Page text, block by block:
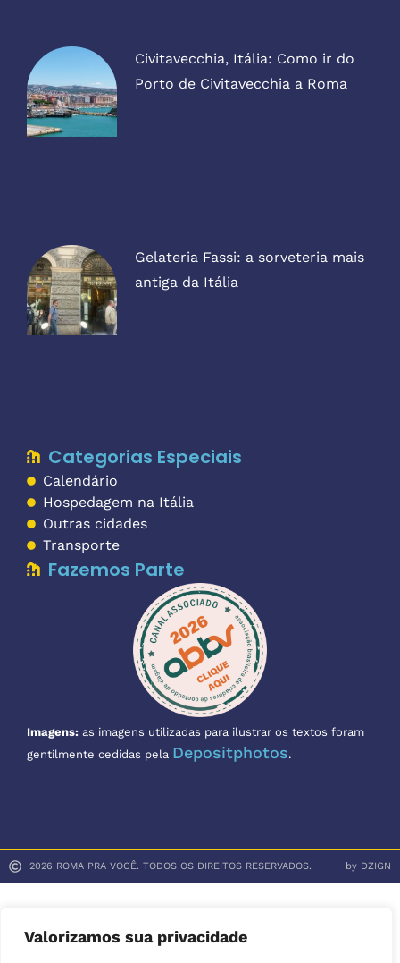
Valorizamos sua privacidade
Civitavecchia, Itália: Como ir do
Porto de Civitavecchia a Roma
Gelateria Fassi: a sorveteria mais
antiga da Itália
Categorias Especiais
Calendário
Hospedagem na Itália
Outras cidades
Transporte
Fazemos Parte
Imagens: as imagens utilizadas para ilustrar os textos foram
gentilmente cedidas pela Depositphotos.
2026 ROMA PRA VOCÊ. TODOS OS DIREITOS RESERVADOS. by DZIGN